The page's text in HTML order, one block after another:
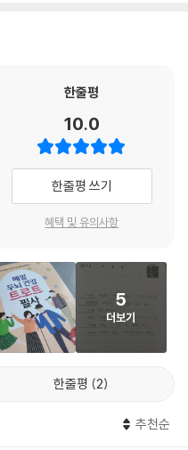
음으로 즐겨보세요.
을 남겨보세요. 단순한 필사책
될 수 있습니다.
한줄평
10.0
한줄평 쓰기
혜택 및 유의사항
5
더보기
한줄평 2
추천순